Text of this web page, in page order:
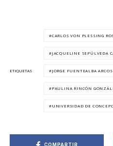
ETIQUETAS
CARLOS VON PLESSING
JACQUELINE SEPÚLVEDA
JORGE FUENTEALBA ARCOS
PAULINA RINCÓN
UNIVERSIDAD DE
COMPARTIR